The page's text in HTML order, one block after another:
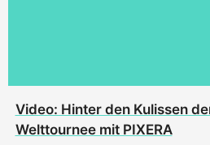
Video: Hinter den Kulissen
Welttournee mit PIXERA